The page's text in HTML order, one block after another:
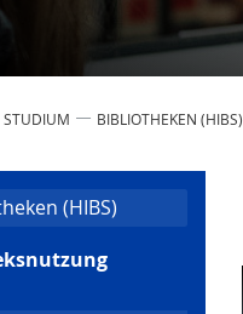
STUDIUM BIBLIOTHEKEN (HIBS)
(HIBS)